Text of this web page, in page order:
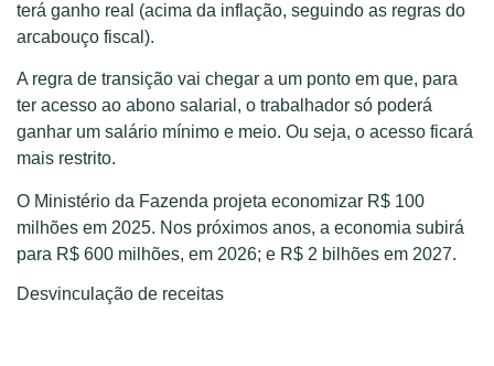
terá ganho real (acima da inflação, seguindo as regras do
arcabouço fiscal).
A regra de transição vai chegar a um ponto em que, para
ter acesso ao abono salarial, o trabalhador só poderá
ganhar um salário mínimo e meio. Ou seja, o acesso ficará
mais restrito.
O Ministério da Fazenda projeta economizar R$ 100
milhões em 2025. Nos próximos anos, a economia subirá
para R$ 600 milhões, em 2026; e R$ 2 bilhões em 2027.
Desvinculação de receitas